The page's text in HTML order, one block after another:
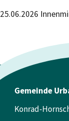
25.06.2026
Gemeinde
Konrad-